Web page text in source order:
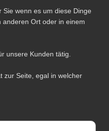
wenn es um diese Dinge
Ort oder in einem
unsere Kunden tätig.
zur Seite, egal in welcher